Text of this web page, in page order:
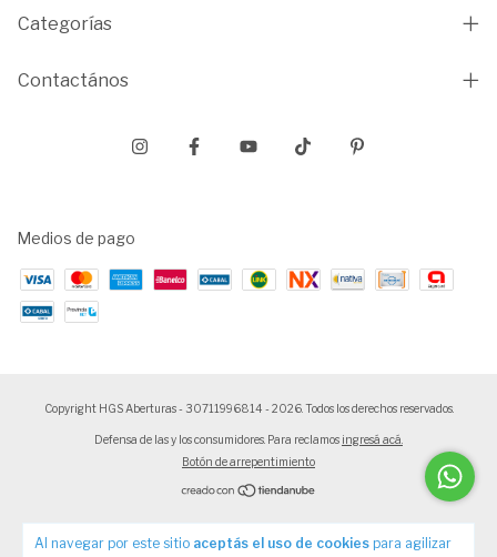
Al navegar por este sitio aceptás el uso de cookies para agilizar
Categorías
Contactános
Medios de pago
Copyright HGS Aberturas - 30711996814 - 2026. Todos los derechos reservados.
Defensa de las y los consumidores. Para reclamos ingresá acá.
Botón de arrepentimiento